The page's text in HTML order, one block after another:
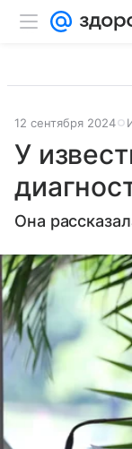
12 сентября 2024
У
Она